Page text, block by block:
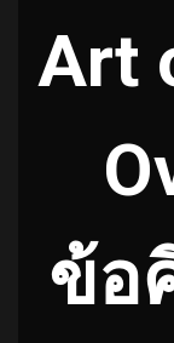
Art
ข้อ